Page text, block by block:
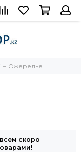
Ожерелье
скоро